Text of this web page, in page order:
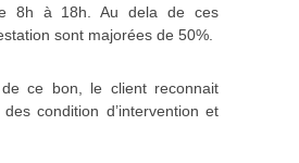
8h à 18h. Au dela de ces
sont majorées de 50%.
ce bon, le client reconnait
condition d’intervention et